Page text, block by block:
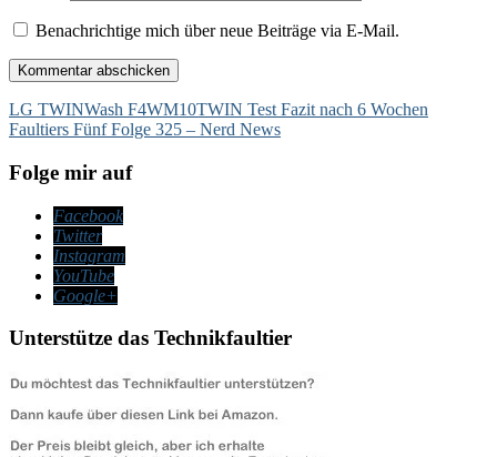
Benachrichtige mich über neue Beiträge via E-Mail.
Beitragsnavigation
LG TWINWash F4WM10TWIN Test Fazit nach 6 Wochen
Faultiers Fünf Folge 325 – Nerd News
Folge mir auf
Facebook
Twitter
Instagram
YouTube
Google+
Unterstütze das Technikfaultier